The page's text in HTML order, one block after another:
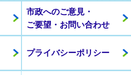
市政へのご意見・
ご要望・お問い合わせ
プライバシーポリシー